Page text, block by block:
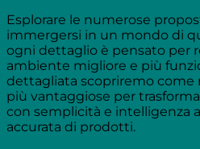
Esplorare le numerose
immergersi in un mondo di
ogni dettaglio è pensato per
ambiente migliore e più
dettagliata scopriremo come
più vantaggiose per
con semplicità e intelligenza
accurata di prodotti.